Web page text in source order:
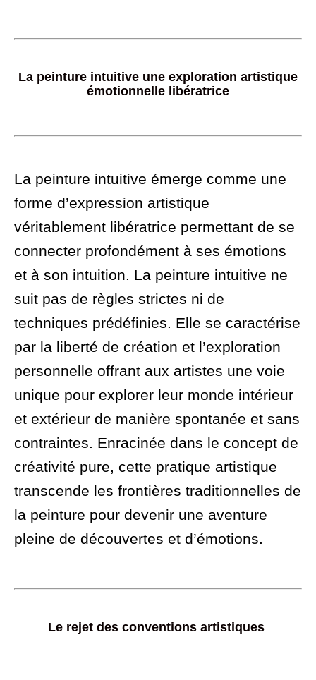
La peinture intuitive une exploration artistique
émotionnelle libératrice
La peinture intuitive émerge comme une
forme d’expression artistique
véritablement libératrice permettant de se
connecter profondément à ses émotions
et à son intuition. La peinture intuitive ne
suit pas de règles strictes ni de
techniques prédéfinies. Elle se caractérise
par la liberté de création et l’exploration
personnelle offrant aux artistes une voie
unique pour explorer leur monde intérieur
et extérieur de manière spontanée et sans
contraintes. Enracinée dans le concept de
créativité pure, cette pratique artistique
transcende les frontières traditionnelles de
la peinture pour devenir une aventure
pleine de découvertes et d’émotions.
Le rejet des conventions artistiques